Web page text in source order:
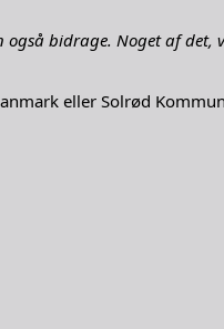
bidrage. Noget af det,
eller Solrød